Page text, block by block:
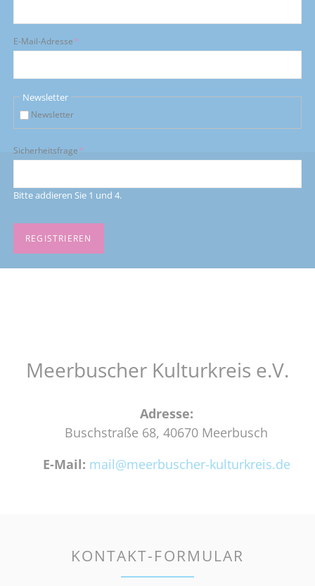
Pflichtfeld
E-Mail-Adresse*
Newsletter
Newsletter
Pflichtfeld
Sicherheitsfrage*
Bitte addieren Sie 1 und 4.
REGISTRIEREN
Meerbuscher Kulturkreis e.V.
Adresse:
Buschstraße 68, 40670 Meerbusch
E-Mail: mail@meerbuscher-kulturkreis.de
KONTAKT-FORMULAR